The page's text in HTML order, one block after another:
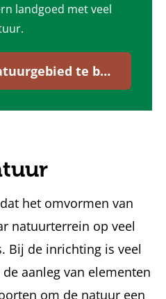
landgoed met veel
Help ons dit natuurgebied te beheren
het omvormen van
natuurterrein op veel
Bij de inrichting is veel
aanleg van elementen
om de natuur een